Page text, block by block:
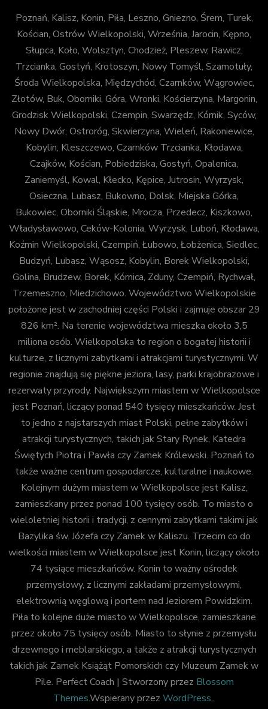
Poznań, Kalisz, Konin, Piła, Leszno, Gniezno, Śrem, Turek,
Kościan, Ostrów Wielkopolski, Września, Jarocin, Kępno,
Słupca, Koło, Wolsztyn, Chodzież, Pleszew, Rawicz,
Trzcianka, Gostyń, Krotoszyn, Nowy Tomyśl, Szamotuły,
Środa Wielkopolska, Międzychód, Czarnków, Wągrowiec,
Złotów, Buk, Oborniki, Góra, Wronki, Kościerzyna, Margonin,
Grodzisk Wielkopolski, Czempin, Swarzędz, Kórnik, Syców,
Nowy Dwór, Ostroróg, Skwierzyna, Wieleń, Rakoniewice,
Kobylin, Kleszczewo, Czarnków Trzcianka, Kłodawa,
Czajków, Kościan, Pobiedziska, Gostyń, Opalenica,
Zaniemyśl, Kowal, Kłecko, Kępice, Jutrosin, Wyrzysk,
Osieczna, Lubasz, Bukowno, Dolsk, Miejska Górka,
Bukowiec, Oborniki Śląskie, Mrocza, Przedecz, Kiszkowo,
Władysławowo, Ceków-Kolonia, Wyrzysk, Luboń, Kłodawa,
Koźmin Wielkopolski, Czempiń, Łubowo, Łobżenica, Siedlec,
Budzyń, Lubasz, Wąsosz, Kobylin, Borek Wielkopolski,
Golina, Brudzew, Borek, Kórnica, Zduny, Czempiń, Rychwał,
Trzemeszno, Miedzichowo. Województwo Wielkopolskie
położone jest w zachodniej części Polski i zajmuje obszar 29
826 km². Na terenie województwa mieszka około 3,5
miliona osób. Wielkopolska to region o bogatej historii i
kulturze, z licznymi zabytkami i atrakcjami turystycznymi. W
regionie znajdują się piękne jeziora, lasy, parki krajobrazowe i
rezerwaty przyrody. Największym miastem w Wielkopolsce
jest Poznań, liczący ponad 540 tysięcy mieszkańców. Jest
to jedno z najstarszych miast Polski, pełne zabytków i
atrakcji turystycznych, takich jak Stary Rynek, Katedra
Świętych Piotra i Pawła czy Zamek Królewski. Poznań to
także ważne centrum gospodarcze, kulturalne i naukowe.
Kolejnym dużym miastem w Wielkopolsce jest Kalisz,
zamieszkany przez ponad 100 tysięcy osób. To miasto o
wieloletniej historii i tradycji, z cennymi zabytkami takimi jak
Bazylika św. Józefa czy Zamek w Kaliszu. Trzecim co do
wielkości miastem w Wielkopolsce jest Konin, liczący około
74 tysiące mieszkańców. Konin to ważny ośrodek
przemysłowy, z licznymi zakładami przemysłowymi,
elektrownią węglową i portem nad Jeziorem Powidzkim.
Piła to kolejne duże miasto w Wielkopolsce, zamieszkane
przez około 75 tysięcy osób. Miasto to słynie z przemysłu
drzewnego i meblarskiego, a także z atrakcji turystycznych
takich jak Zamek Książąt Pomorskich czy Muzeum Zamek w
Pile. Perfect Coach | Stworzony przez Blossom
Themes.Wspierany przez WordPress..